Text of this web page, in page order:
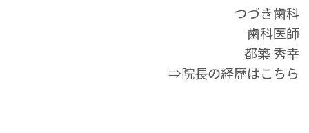
つづき歯科
歯科医師
都築 秀幸
⇒院長の経歴はこちら